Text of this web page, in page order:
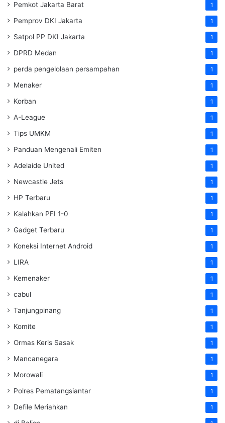
Pemkot Jakarta Barat 1
Pemprov DKI Jakarta 1
Satpol PP DKI Jakarta 1
DPRD Medan 1
perda pengelolaan persampahan 1
Menaker 1
Korban 1
A-League 1
Tips UMKM 1
Panduan Mengenali Emiten 1
Adelaide United 1
Newcastle Jets 1
HP Terbaru 1
Kalahkan PFI 1-0 1
Gadget Terbaru 1
Koneksi Internet Android 1
LIRA 1
Kemenaker 1
cabul 1
Tanjungpinang 1
Komite 1
Ormas Keris Sasak 1
Mancanegara 1
Morowali 1
Polres Pematangsiantar 1
Defile Meriahkan 1